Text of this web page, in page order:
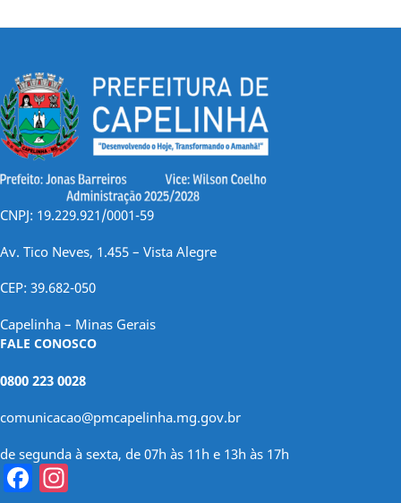
CNPJ: 19.229.921/0001-59
Av. Tico Neves, 1.455 – Vista Alegre
CEP: 39.682-050
Capelinha – Minas Gerais
FALE CONOSCO
0800 223 0028
comunicacao@pmcapelinha.mg.gov.br
de segunda à sexta, de 07h às 11h e 13h às 17h
Facebook